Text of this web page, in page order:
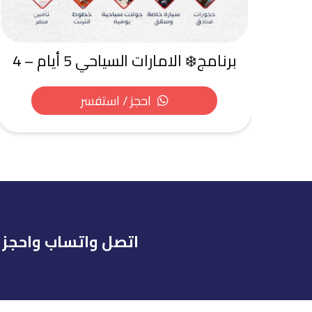
برنامج❄️ الامارات السياحي 5 أيام – 4
ليالى
احجز / استفسر
اتصل واتساب